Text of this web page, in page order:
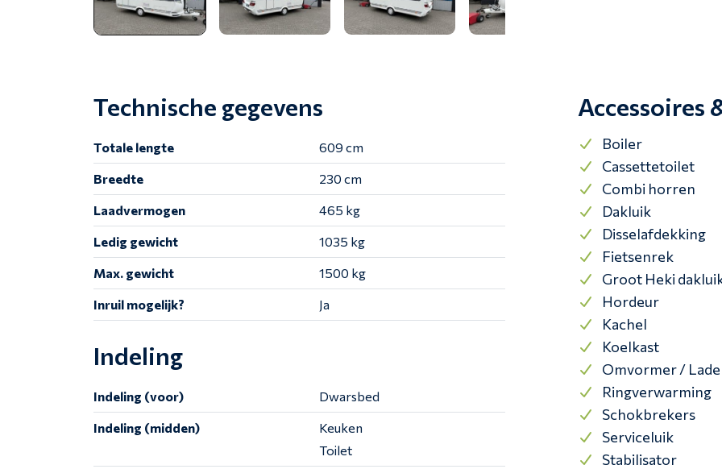
Technische gegevens
Totale lengte 609 cm
Breedte 230 cm
Laadvermogen 465 kg
Ledig gewicht 1035 kg
Max. gewicht 1500 kg
Inruil mogelijk? Ja
Indeling
Indeling (voor) Dwarsbed
Indeling (midden)
Keuken
Toilet
Accessoires
Boiler
Cassettetoilet
Combi horren
Dakluik
Disselafdekking
Fietsenrek
Groot Heki
Hordeur
Kachel
Koelkast
Omvormer /
Ringverwarming
Schokbrekers
Serviceluik
Stabilisator